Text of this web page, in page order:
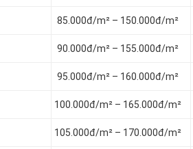
85.000đ/m² – 150.000đ/m²
90.000đ/m² – 155.000đ/m²
95.000đ/m² – 160.000đ/m²
100.000đ/m² – 165.000đ/m²
105.000đ/m² – 170.000đ/m²